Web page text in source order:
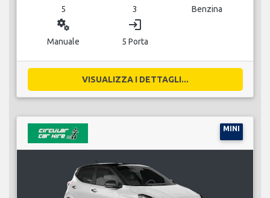
5 3 Benzina
miscellaneous_services
Manuale
login
5 Porta
VISUALIZZA I DETTAGLI...
MINI